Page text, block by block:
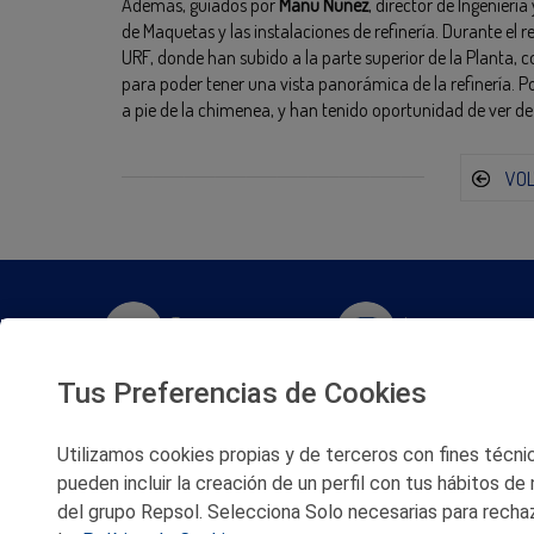
de Maquetas y las instalaciones de refinería. Durante el
URF, donde han subido a la parte superior de la Planta,
para poder tener una vista panorámica de la refinería.
a pie de la chimenea, y han tenido oportunidad de ver
Twitter
Facebook
Youtube
Instagram
Slideshare
Soundcloud
Tus Preferencias de Cookies
Utilizamos cookies propias y de terceros con fines
pueden incluir la creación de un perfil con tus hábitos
del grupo Repsol. Selecciona Solo necesarias para